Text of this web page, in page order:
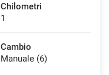
Chilometri
1
Cambio
Manuale (6)